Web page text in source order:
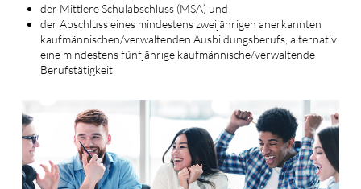
der Mittlere Schulabschluss (MSA) und
der Abschluss eines mindestens zweijährigen anerkannten
kaufmännischen/verwaltenden Ausbildungsberufs, alternativ
eine mindestens fünfjährige kaufmännische/verwaltende
Berufstätigkeit